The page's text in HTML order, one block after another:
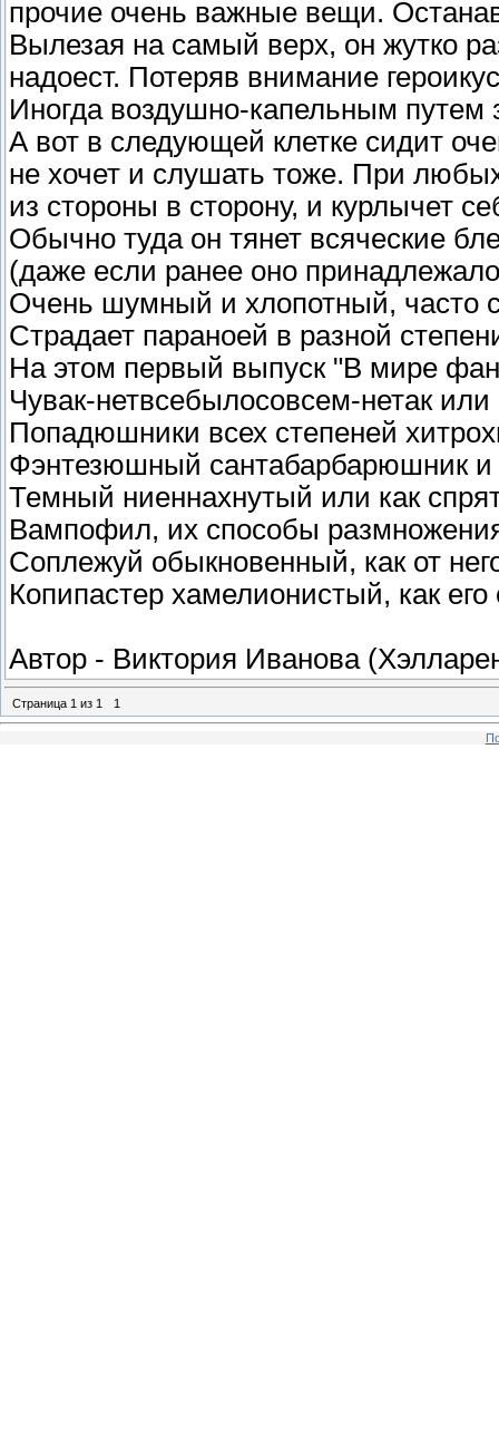
прочие очень важные вещи.
Вылезая на самый верх, он жутко
надоест. Потеряв внимание
Иногда воздушно-капельным путем
А вот в следующей клетке сидит
не хочет и слушать тоже. При
из стороны в сторону, и курлычет
Обычно туда он тянет всяческие
(даже если ранее оно
Очень шумный и хлопотный, часто
Страдает параноей в разной
На этом первый выпуск "В мире
Чувак-нетвсебылосовсем-нетак
Попадюшники всех степеней
Фэнтезюшный сантабарбарюшник и
Темный ниеннахнутый или как
Вампофил, их способы
Соплежуй обыкновенный, как от
Копипастер хамелионистый, как
Автор - Виктория Иванова
Страница 1 из 1 1